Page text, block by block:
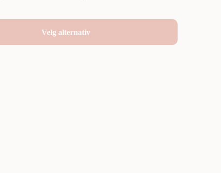
Velg alternativ